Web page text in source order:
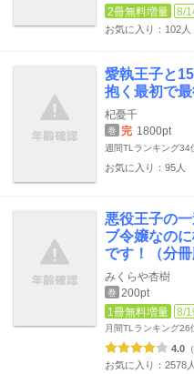
2冊無料増量
8/
お気に入り：102人
愛執王子と
抱く最初で最
杞憂千
巻 完 1800pt
週間TLランキング34
お気に入り：95人
悪役王子の
ブ令嬢なの
です！（分冊
みくらや杏樹
巻
200pt
1冊無料増量
8/
月間TLランキング26
4.0
お気に入り：2578人